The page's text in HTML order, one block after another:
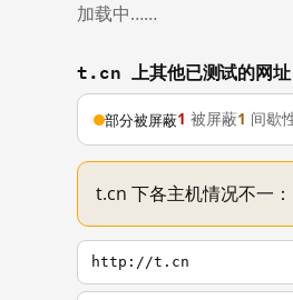
加载中……
t.cn 上其他已测试的网址
部分被屏蔽1 被屏蔽1 间歇
t.cn 下各主机情况不一
http://t.cn